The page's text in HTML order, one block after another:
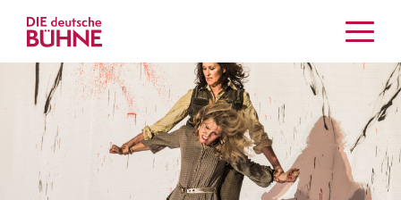
Kritiken
Schauspiel
Musiktheater
Tanz
Crossover